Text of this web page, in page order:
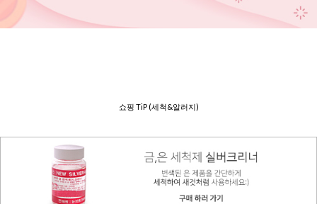
쇼핑 TiP (세척&알러지)